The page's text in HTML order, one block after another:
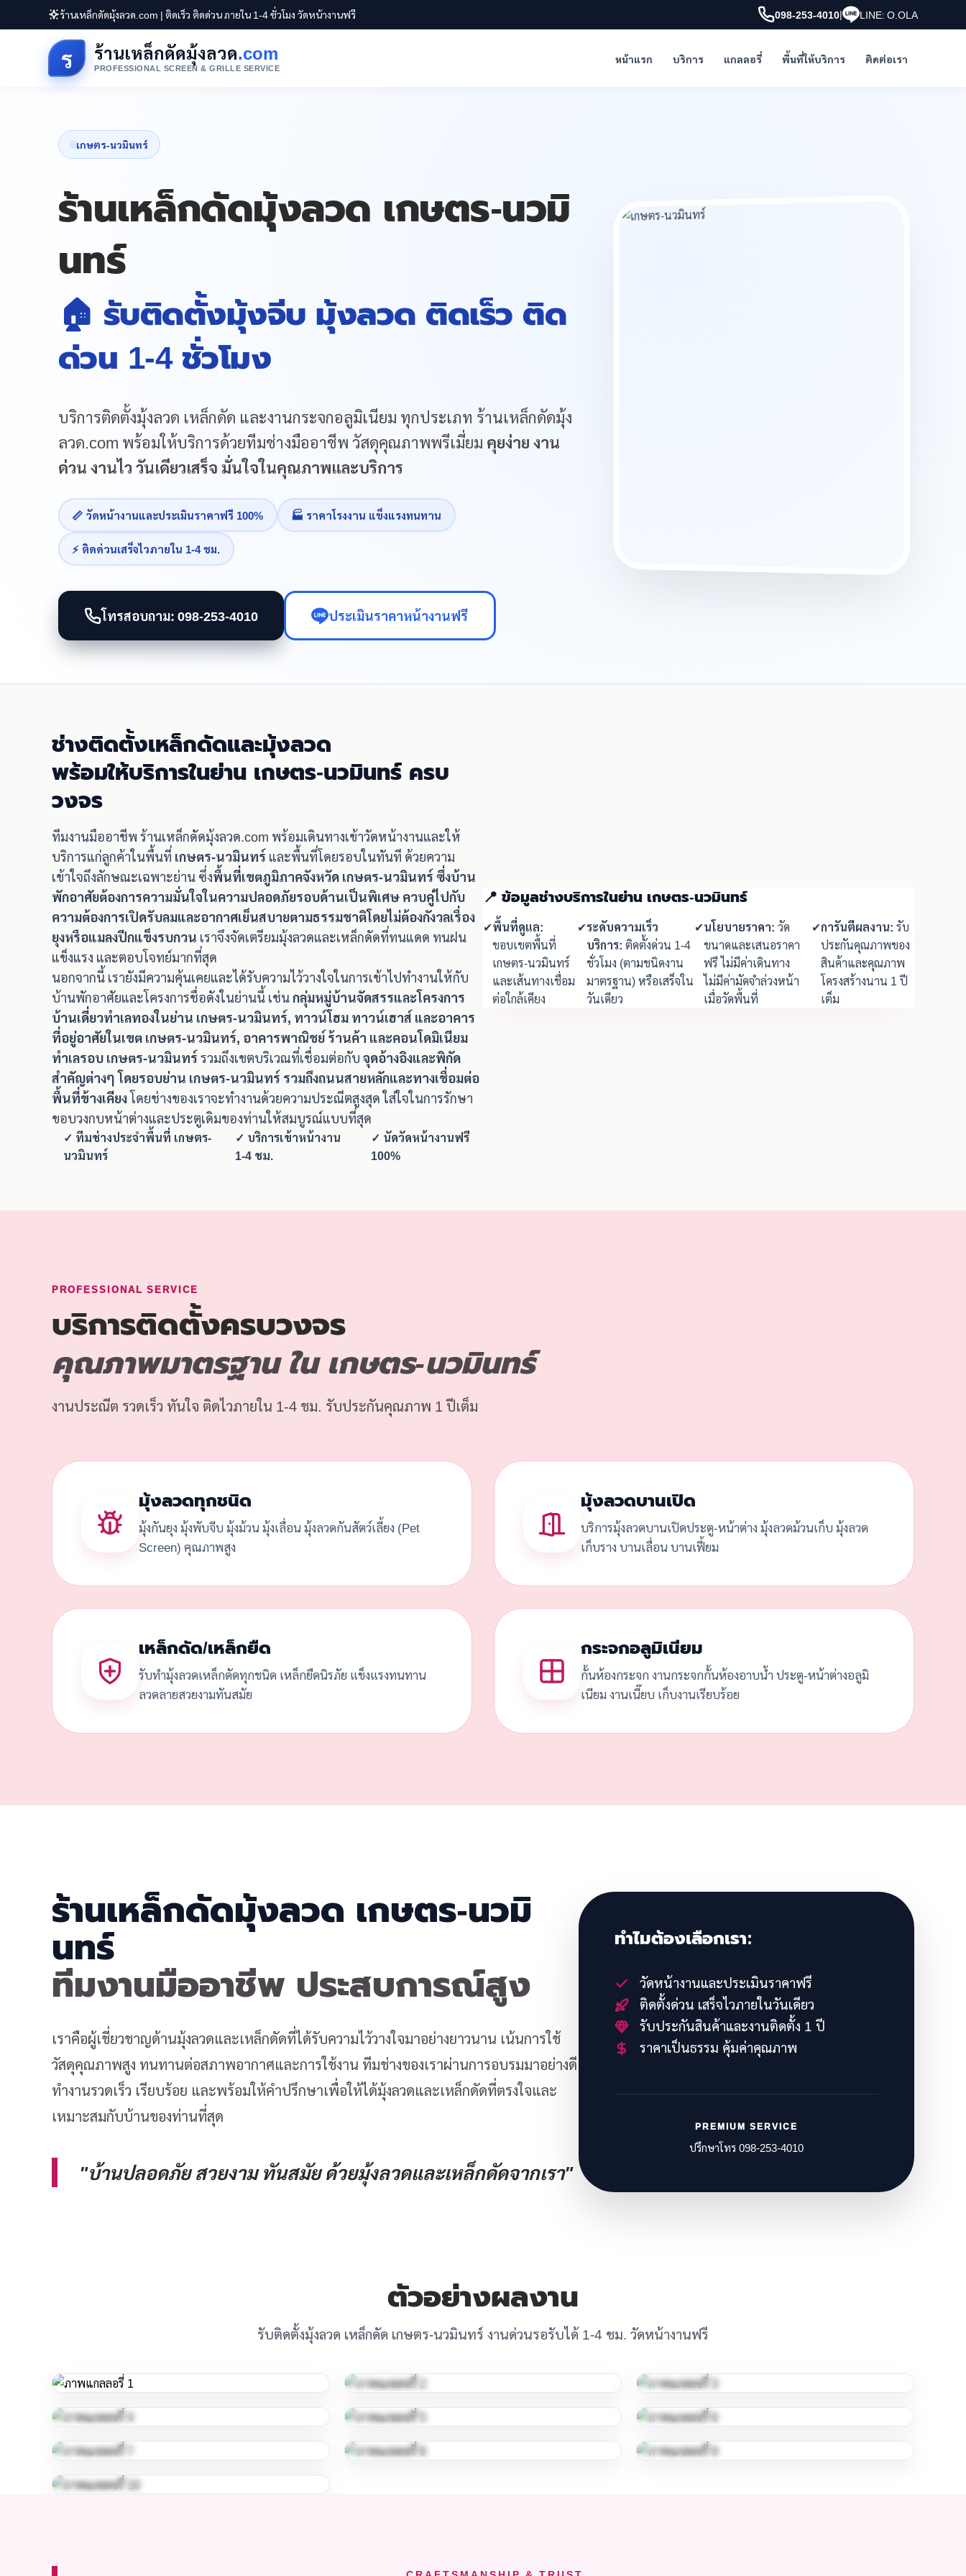
ร้านเหล็กดัดมุ้งลวด.com | ติดเร็ว ติดด่วน ภายใน 1-4 ชั่วโมง วัดหน้างานฟรี 098-253-4010| LINE: O.OLA
ร ร้านเหล็กดัดมุ้งลวด.com
PROFESSIONAL SCREEN & GRILLE SERVICE
หน้าแรก บริการ แกลลอรี่ พื้นที่ให้บริการ ติดต่อเรา
เกษตร-นวมินทร์
ร้านเหล็กดัดมุ้งลวด เกษตร-นวมิ
นทร์
🏠 รับติดตั้งมุ้งจีบ มุ้งลวด ติดเร็ว ติด
ด่วน 1-4 ชั่วโมง
บริการติดตั้งมุ้งลวด เหล็กดัด และงานกระจกอลูมิเนียม ทุกประเภท ร้านเหล็กดัดมุ้ง
ลวด.com พร้อมให้บริการด้วยทีมช่างมืออาชีพ วัสดุคุณภาพพรีเมี่ยม คุยง่าย งาน
ด่วน งานไว วันเดียวเสร็จ มั่นใจในคุณภาพและบริการ
📏 วัดหน้างานและประเมินราคาฟรี 100% 🏭 ราคาโรงงาน แข็งแรงทนทาน
⚡ ติดด่วนเสร็จไวภายใน 1-4 ชม.
โทรสอบถาม: 098-253-4010 ประเมินราคาหน้างานฟรี
ช่างติดตั้งเหล็กดัดและมุ้งลวด
พร้อมให้บริการในย่าน เกษตร-นวมินทร์ ครบ
วงจร
ทีมงานมืออาชีพ ร้านเหล็กดัดมุ้งลวด.com พร้อมเดินทางเข้าวัดหน้างานและให้
บริการแก่ลูกค้าในพื้นที่ เกษตร-นวมินทร์ และพื้นที่โดยรอบในทันที ด้วยความ
เข้าใจถึงลักษณะเฉพาะย่าน ซึ่งพื้นที่เขตภูมิภาคจังหวัด เกษตร-นวมินทร์ ซึ่งบ้าน
พักอาศัยต้องการความมั่นใจในความปลอดภัยรอบด้านเป็นพิเศษ ควบคู่ไปกับ
ความต้องการเปิดรับลมและอากาศเย็นสบายตามธรรมชาติโดยไม่ต้องกังวลเรื่อง
ยุงหรือแมลงปีกแข็งรบกวน เราจึงจัดเตรียมมุ้งลวดและเหล็กดัดที่ทนแดด ทนฝน
แข็งแรง และตอบโจทย์มากที่สุด
นอกจากนี้ เรายังมีความคุ้นเคยและได้รับความไว้วางใจในการเข้าไปทำงานให้กับ
บ้านพักอาศัยและโครงการชื่อดังในย่านนี้ เช่นกลุ่มหมู่บ้านจัดสรรและโครงการ
บ้านเดี่ยวทำเลทองในย่าน เกษตร-นวมินทร์, ทาวน์โฮม ทาวน์เฮาส์ และอาคาร
ที่อยู่อาศัยในเขต เกษตร-นวมินทร์, อาคารพาณิชย์ ร้านค้า และคอนโดมิเนียม
ทำเลรอบ เกษตร-นวมินทร์ รวมถึงเขตบริเวณที่เชื่อมต่อกับ จุดอ้างอิงและพิกัด
สำคัญต่างๆ โดยรอบย่าน เกษตร-นวมินทร์ รวมถึงถนนสายหลักและทางเชื่อมต่อ
พื้นที่ข้างเคียงโดยช่างของเราจะทำงานด้วยความประณีตสูงสุด ใส่ใจในการรักษา
ขอบวงกบหน้าต่างและประตูเดิมของท่านให้สมบูรณ์แบบที่สุด
✓ ทีมช่างประจำพื้นที่ เกษตร-
นวมินทร์
✓ บริการเข้าหน้างาน
1-4 ชม.
✓ นัดวัดหน้างานฟรี
100%
📍 ข้อมูลช่างบริการในย่าน เกษตร-นวมินทร์
✔พื้นที่ดูแล:
ขอบเขตพื้นที่
เกษตร-นวมินทร์
และเส้นทางเชื่อม
ต่อใกล้เคียง
✔ระดับความเร็ว
บริการ: ติดตั้งด่วน 1-4
ชั่วโมง (ตามชนิดงาน
มาตรฐาน) หรือเสร็จใน
วันเดียว
✔นโยบายราคา: วัด
ขนาดและเสนอราคา
ฟรี ไม่มีค่าเดินทาง
ไม่มีค่ามัดจำล่วงหน้า
เมื่อวัดพื้นที่
✔การันตีผลงาน: รับ
ประกันคุณภาพของ
สินค้าและคุณภาพ
โครงสร้างนาน 1 ปี
เต็ม
PROFESSIONAL SERVICE
บริการติดตั้งครบวงจร
คุณภาพมาตรฐาน ใน เกษตร-นวมินทร์
งานประณีต รวดเร็ว ทันใจ ติดไวภายใน 1-4 ชม. รับประกันคุณภาพ 1 ปีเต็ม
มุ้งลวดทุกชนิด
มุ้งกันยุง มุ้งพับจีบ มุ้งม้วน มุ้งเลื่อน มุ้งลวดกันสัตว์เลี้ยง (Pet
Screen) คุณภาพสูง
มุ้งลวดบานเปิด
บริการมุ้งลวดบานเปิดประตู-หน้าต่าง มุ้งลวดม้วนเก็บ มุ้งลวด
เก็บราง บานเลื่อน บานเฟี้ยม
เหล็กดัด/เหล็กยืด
รับทำมุ้งลวดเหล็กดัดทุกชนิด เหล็กยืดนิรภัย แข็งแรงทนทาน
ลวดลายสวยงามทันสมัย
กระจกอลูมิเนียม
กั้นห้องกระจก งานกระจกกั้นห้องอาบน้ำ ประตู-หน้าต่างอลูมิ
เนียม งานเนี๊ยบ เก็บงานเรียบร้อย
ร้านเหล็กดัดมุ้งลวด เกษตร-นวมิ
นทร์
ทีมงานมืออาชีพ ประสบการณ์สูง
เราคือผู้เชี่ยวชาญด้านมุ้งลวดและเหล็กดัดที่ได้รับความไว้วางใจมาอย่างยาวนาน เน้นการใช้
วัสดุคุณภาพสูง ทนทานต่อสภาพอากาศและการใช้งาน ทีมช่างของเราผ่านการอบรมมาอย่างดี
ทำงานรวดเร็ว เรียบร้อย และพร้อมให้คำปรึกษาเพื่อให้ได้มุ้งลวดและเหล็กดัดที่ตรงใจและ
เหมาะสมกับบ้านของท่านที่สุด
"บ้านปลอดภัย สวยงาม ทันสมัย ด้วยมุ้งลวดและเหล็กดัดจากเรา"
ทำไมต้องเลือกเรา:
วัดหน้างานและประเมินราคาฟรี
ติดตั้งด่วน เสร็จไวภายในวันเดียว
รับประกันสินค้าและงานติดตั้ง 1 ปี
ราคาเป็นธรรม คุ้มค่าคุณภาพ
PREMIUM SERVICE
ปรึกษาโทร 098-253-4010
ตัวอย่างผลงาน
รับติดตั้งมุ้งลวด เหล็กดัด เกษตร-นวมินทร์ งานด่วนรอรับได้ 1-4 ชม. วัดหน้างานฟรี